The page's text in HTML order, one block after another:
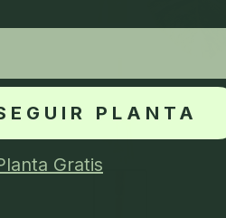
PLANTA
Gratis